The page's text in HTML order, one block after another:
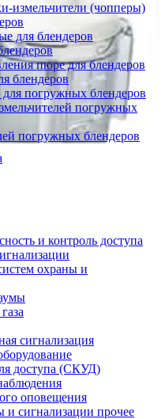
измельчители (чопперы)
для блендеров
пюре для блендеров
блендеров
для погружных блендеров
погружных
погружных блендеров
и контроль доступа
охраны и
сигнализация
доступа (СКУД)
оповещения
сигнализации прочее